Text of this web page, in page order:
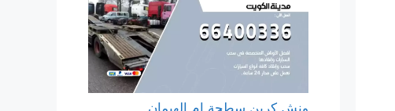
ونش كرين سطحة ام الهيمان